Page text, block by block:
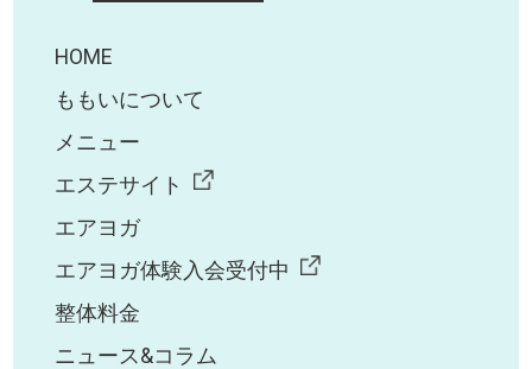
HOME
ももいについて
メニュー
エステサイト
エアヨガ
エアヨガ体験入会受付中
整体料金
ニュース&コラム